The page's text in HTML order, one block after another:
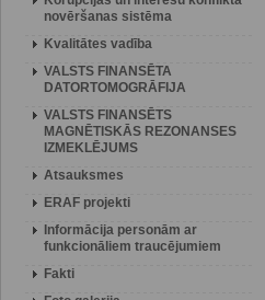
novēršanas sistēma
Kvalitātes vadība
VALSTS FINANSĒTA
DATORTOMOGRĀFIJA
VALSTS FINANSĒTS
MAGNĒTISKĀS REZONANSES
IZMEKLĒJUMS
Atsauksmes
ERAF projekti
Informācija personām ar
funkcionāliem traucējumiem
Fakti